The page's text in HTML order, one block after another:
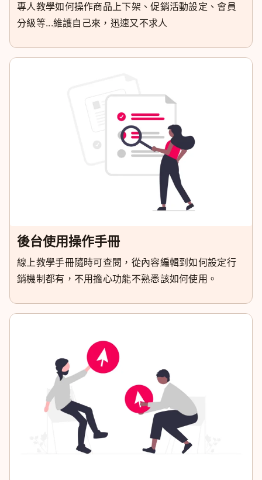
專人教學如何操作商品上下架、促銷活動設定、會員
分級等...維護自己來，迅速又不求人
後台使用操作手冊
線上教學手冊隨時可查閱，從內容編輯到如何設定行
銷機制都有，不用擔心功能不熟悉該如何使用。